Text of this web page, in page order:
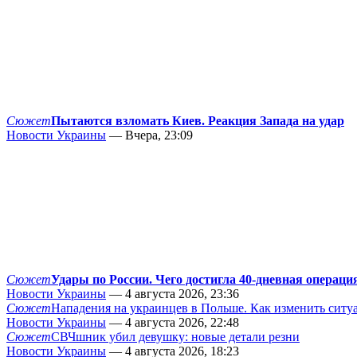
СюжетПытаются взломать Киев. Реакция Запада на удар
Новости Украины — Вчера, 23:09
СюжетУдары по России. Чего достигла 40-дневная
Новости Украины — 4 августа 2026, 23:36
СюжетНападения на украинцев в Польше. Как изменить
Новости Украины — 4 августа 2026, 22:48
СюжетСВЧшник убил девушку: новые детали резни
Новости Украины — 4 августа 2026, 18:23